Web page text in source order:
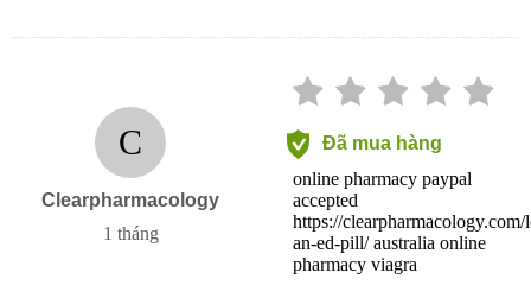
C
Clearpharmacology
1 tháng
Đã mua hàng
online pharmacy paypal
accepted
https://
an-ed-pill/ australia online
pharmacy viagra